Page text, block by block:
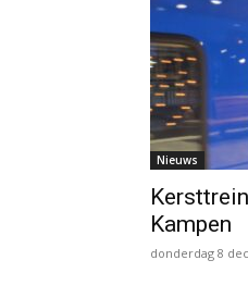
Nieuws
Kampen
donderdag 8